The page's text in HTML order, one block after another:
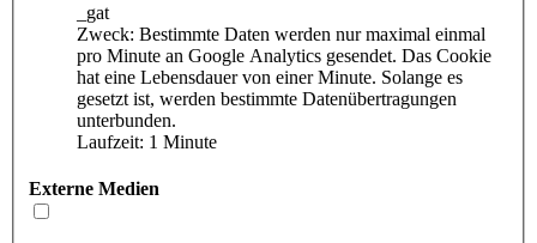
_gat
Zweck: Bestimmte Daten werden nur maximal einmal
pro Minute an Google Analytics gesendet. Das Cookie
hat eine Lebensdauer von einer Minute. Solange es
gesetzt ist, werden bestimmte Datenübertragungen
unterbunden.
Laufzeit: 1 Minute
Externe Medien